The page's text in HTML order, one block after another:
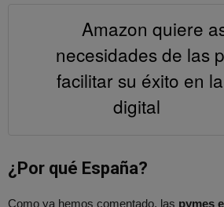
Amazon quiere
necesidades de las
facilitar su éxito en
digital
¿Por qué España?
Como ya hemos comentado, las pymes